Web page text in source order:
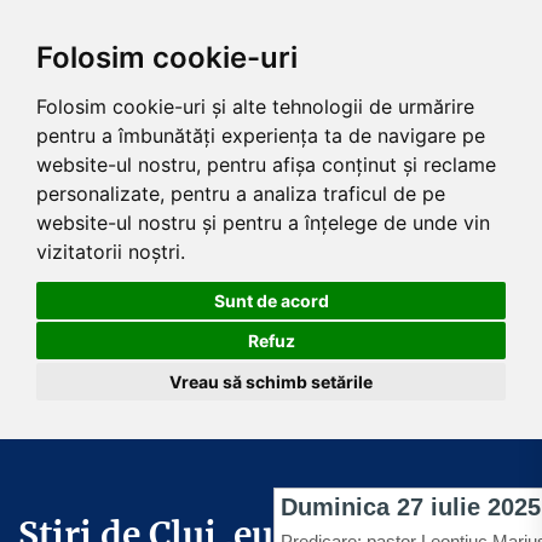
Folosim cookie-uri
Folosim cookie-uri și alte tehnologii de urmărire
pentru a îmbunătăți experiența ta de navigare pe
website-ul nostru, pentru afișa conținut și reclame
personalizate, pentru a analiza traficul de pe
website-ul nostru și pentru a înțelege de unde vin
vizitatorii noștri.
Sunt de acord
Refuz
Vreau să schimb setările